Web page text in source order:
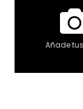
Añade